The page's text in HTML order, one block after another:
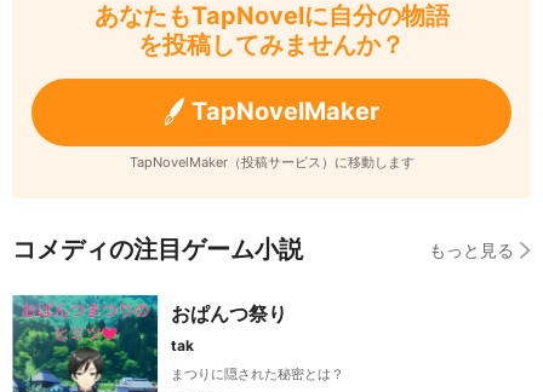
あなたもTapNovelに自分の物語
を投稿してみませんか？
TapNovelMaker
TapNovelMaker（投稿サービス）に移動します
コメディの注目ゲーム小説 もっと見る
おぱんつ祭り
tak
まつりに隠された秘密とは？